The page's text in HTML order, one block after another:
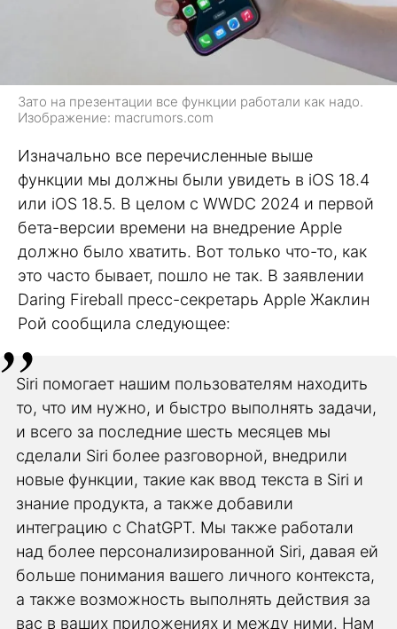
Зато на презентации все функции работали как надо.
Изображение: macrumors.com
Изначально все перечисленные выше
функции мы должны были увидеть в iOS 18.4
или iOS 18.5. В целом с WWDC 2024 и первой
бета-версии времени на внедрение Apple
должно было хватить. Вот только что-то, как
это часто бывает, пошло не так. В заявлении
Daring Fireball пресс-секретарь Apple Жаклин
Рой сообщила следующее:
Siri помогает нашим пользователям находить
то, что им нужно, и быстро выполнять задачи,
и всего за последние шесть месяцев мы
сделали Siri более разговорной, внедрили
новые функции, такие как ввод текста в Siri и
знание продукта, а также добавили
интеграцию с ChatGPT. Мы также работали
над более персонализированной Siri, давая ей
больше понимания вашего личного контекста,
а также возможность выполнять действия за
вас в ваших приложениях и между ними. Нам